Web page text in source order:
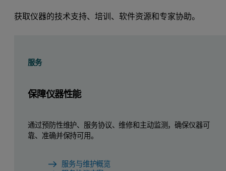
获取仪器的技术支持、培训、软件资源和专家协助。
服务
保障仪器性能
通过预防性维护、服务协议、维修和主动监测，确保仪器可
靠、准确并保持可用。
服务与维护概览